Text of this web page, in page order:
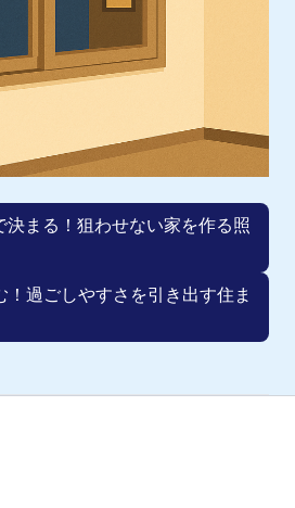
決まる！狙わせない家を作る照
！過ごしやすさを引き出す住ま